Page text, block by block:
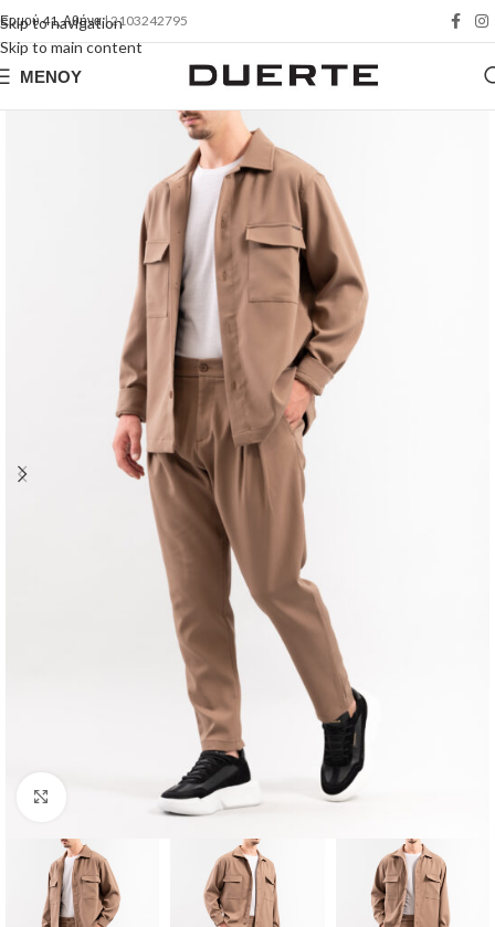
Skip to navigation
Skip to main content
Ερμού 41, Αθήνα| 2103242795
ΜΕΝΟΎ
Κλικ για μεγέθυνση